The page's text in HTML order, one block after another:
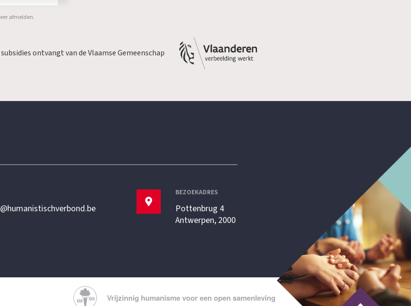
afmelden.
ontvangt van de Vlaamse Gemeenschap
BEZOEKADRES
Pottenbrug 4
Antwerpen, 2000